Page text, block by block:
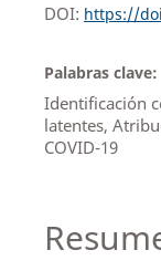
DOI: https://
Palabras clave:
Identificación
latentes,
COVID-19